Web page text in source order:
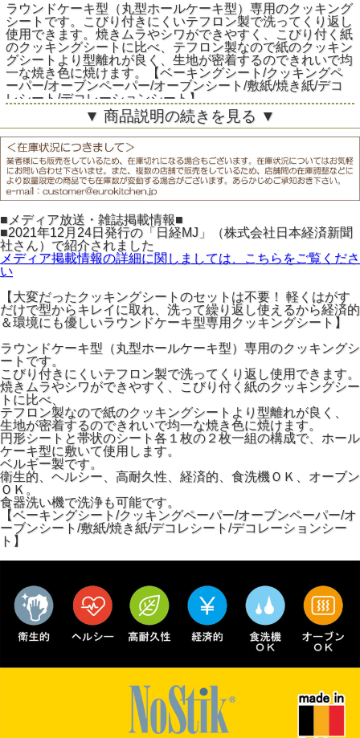
ラウンドケーキ型（丸型ホールケーキ型）専用のクッキング
シートです。こびり付きにくいテフロン製で洗ってくり返し
使用できます。焼きムラやシワができやすく、こびり付く紙
のクッキングシートに比べ、テフロン製なので紙のクッキン
グシートより型離れが良く、生地が密着するのできれいで均
一な焼き色に焼けます。【ベーキングシート/クッキングペ
ーパー/オーブンペーパー/オーブンシート/敷紙/焼き紙/デコ
レシート/デコレーションシート】
▼ 商品説明の続きを見る ▼
■メディア放送・雑誌掲載情報■
■2021年12月24日発行の「日経MJ」（株式会社日本経済新聞
社さん）で紹介されました
メディア掲載情報の詳細に関しましては、こちらをご覧くださ
い
【大変だったクッキングシートのセットは不要！ 軽くはがす
だけで型からキレイに取れ、洗って繰り返し使えるから経済的
＆環境にも優しいラウンドケーキ型専用クッキングシート】
ラウンドケーキ型（丸型ホールケーキ型）専用のクッキングシ
ートです。
こびり付きにくいテフロン製で洗ってくり返し使用できます。
焼きムラやシワができやすく、こびり付く紙のクッキングシー
トに比べ、
テフロン製なので紙のクッキングシートより型離れが良く、
生地が密着するのできれいで均一な焼き色に焼けます。
円形シートと帯状のシート各１枚の２枚一組の構成で、ホール
ケーキ型に敷いて使用します。
ベルギー製です。
衛生的、ヘルシー、高耐久性、経済的、食洗機ＯＫ、オーブン
ＯＫ。
食器洗い機で洗浄も可能です。
【ベーキングシート/クッキングペーパー/オーブンペーパー/オ
ーブンシート/敷紙/焼き紙/デコレシート/デコレーションシー
ト】